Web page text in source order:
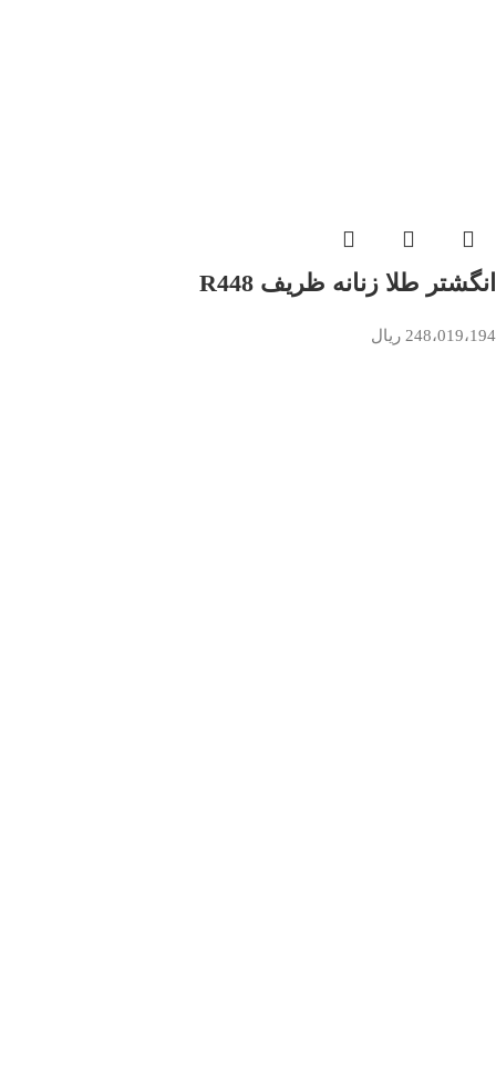
انگشتر طلا زنانه ظریف R448
248،019،194 ریال